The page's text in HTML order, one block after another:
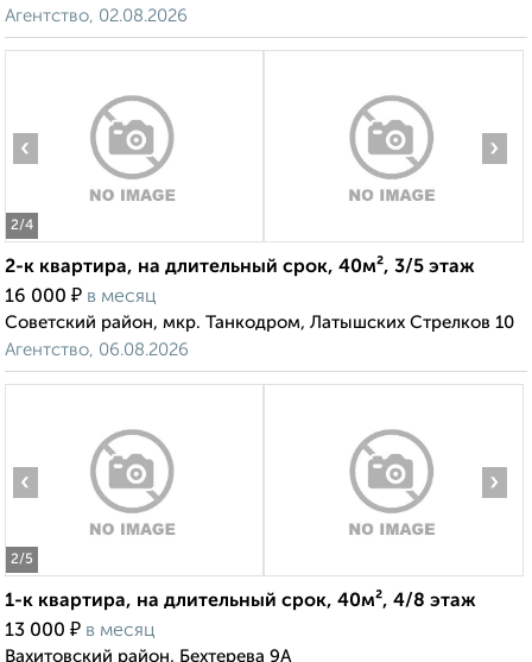
Агентство, 02.08.2026
2/4
‹ ›
2-к квартира, на длительный срок, 40м², 3/5 этаж
16 000 ₽ в месяц
Советский район, мкр. Танкодром, Латышских Стрелков 10
Агентство, 06.08.2026
2/5
‹ ›
1-к квартира, на длительный срок, 40м², 4/8 этаж
13 000 ₽ в месяц
Вахитовский район, Бехтерева 9А